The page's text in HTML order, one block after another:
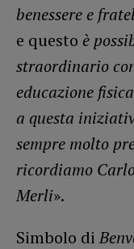
benessere e
e questo è
straordinario
educazione
a questa
sempre molto
ricordiamo
Merli».
Simbolo di